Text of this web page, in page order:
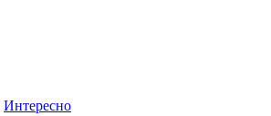
Интересно